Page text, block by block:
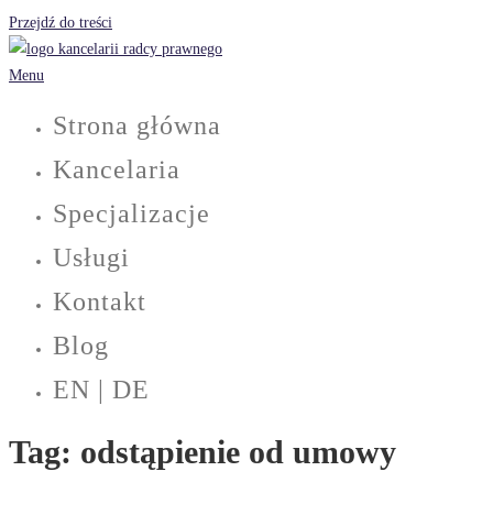
Przejdź do treści
Menu
Strona główna
Kancelaria
Specjalizacje
Usługi
Kontakt
Blog
EN | DE
Tag: odstąpienie od umowy